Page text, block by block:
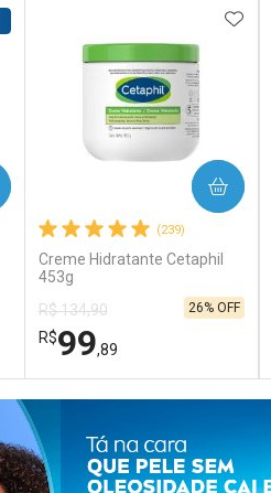
Comprar sem Desconto
Comprar sem Desconto
FECHAR
FECHAR
(239)
Creme Hidratante Cetaphil
453g
R$ 134,90
R$99,89
26% OFF
COMPRAR
Laboratório
Por Menos